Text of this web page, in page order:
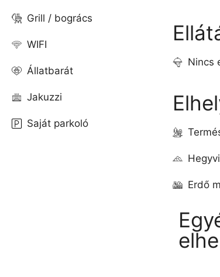
Grill / bogrács
WIFI
Állatbarát
Jakuzzi
Saját parkoló
Nincs
Erdő